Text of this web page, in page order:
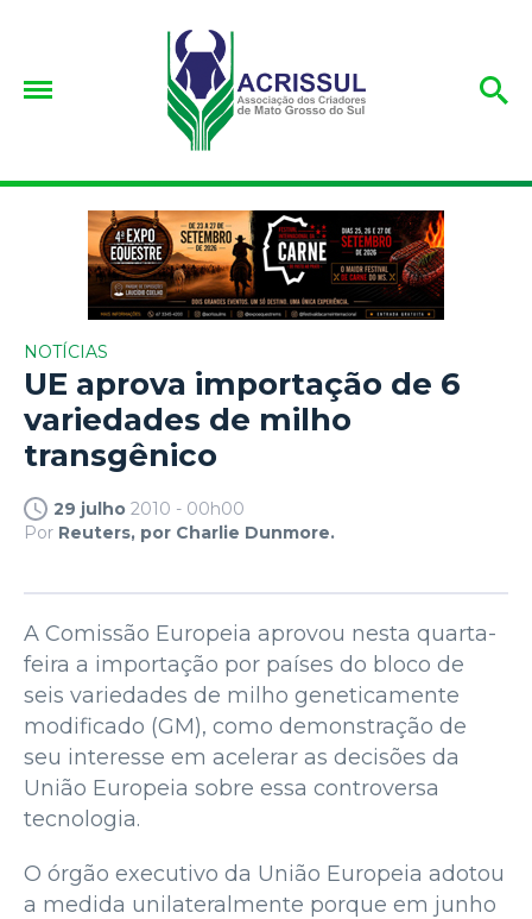
NOTÍCIAS
UE aprova importação de 6
variedades de milho
transgênico
29 julho 2010 - 00h00
Por Reuters, por Charlie Dunmore.
A Comissão Europeia aprovou nesta quarta-
feira a importação por países do bloco de
seis variedades de milho geneticamente
modificado (GM), como demonstração de
seu interesse em acelerar as decisões da
União Europeia sobre essa controversa
tecnologia.
O órgão executivo da União Europeia adotou
a medida unilateralmente porque em junho